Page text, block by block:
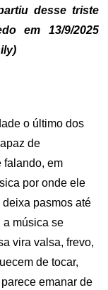
desse triste
em 13/9/2025
o último dos
de
falando, em
por onde ele
pasmos até
a música se
vira valsa, frevo,
de tocar,
emanar de